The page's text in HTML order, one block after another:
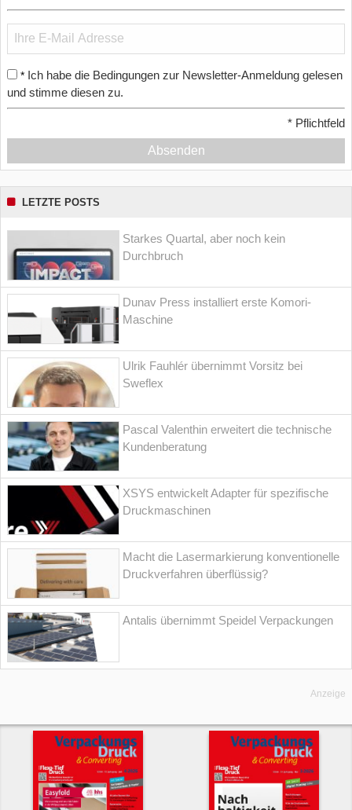
* Ich habe die Bedingungen zur Newsletter-Anmeldung gelesen
und stimme diesen zu.
* Pflichtfeld
Absenden
LETZTE POSTS
Starkes Quartal, aber noch kein
Durchbruch
Dunav Press installiert erste Komori-
Maschine
Ulrik Fauhlér übernimmt Vorsitz bei
Sweflex
Pascal Valenthin erweitert die technische
Kundenberatung
XSYS entwickelt Adapter für spezifische
Druckmaschinen
Macht die Lasermarkierung konventionelle
Druckverfahren überflüssig?
Antalis übernimmt Speidel Verpackungen
Anzeige